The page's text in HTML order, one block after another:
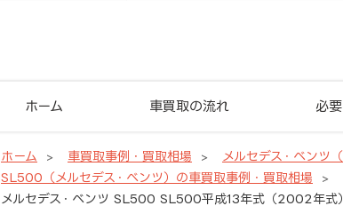
ホーム 車買取の流れ 必
ホーム 車買取事例・買取相場
メルセデス・ベンツ
SL500（メルセデス・ベンツ）の車買取事例・買取相場
メルセデス・ベンツ SL500 SL500平成13年式（2002年